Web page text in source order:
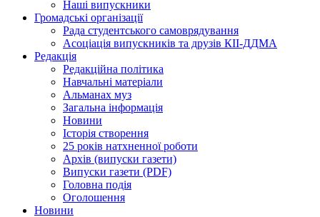
Наші випускники
Громадські організації
Рада студентського самоврядування
Асоціація випускників та друзів КІІ-ДДМА
Редакція
Редакційна політика
Навчальні матеріали
Альманах муз
Загальна інформація
Новини
Історія створення
25 років натхненної роботи
Архів (випуски газети)
Випуски газети (PDF)
Головна подія
Оголошення
Новини